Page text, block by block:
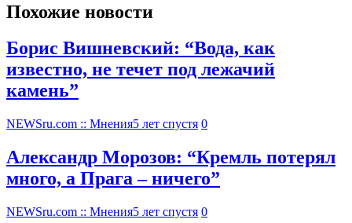
Похожие новости
Борис Вишневский: “Вода, как
известно, не течет под лежачий
камень”
NEWSru.com :: Мнения5 лет спустя 0
Александр Морозов: “Кремль потерял
много, а Прага – ничего”
NEWSru.com :: Мнения5 лет спустя 0